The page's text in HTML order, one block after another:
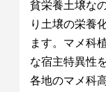
貧栄養土壌な
り土壌の栄養
ます。マメ科
な宿主特異性
各地のマメ科